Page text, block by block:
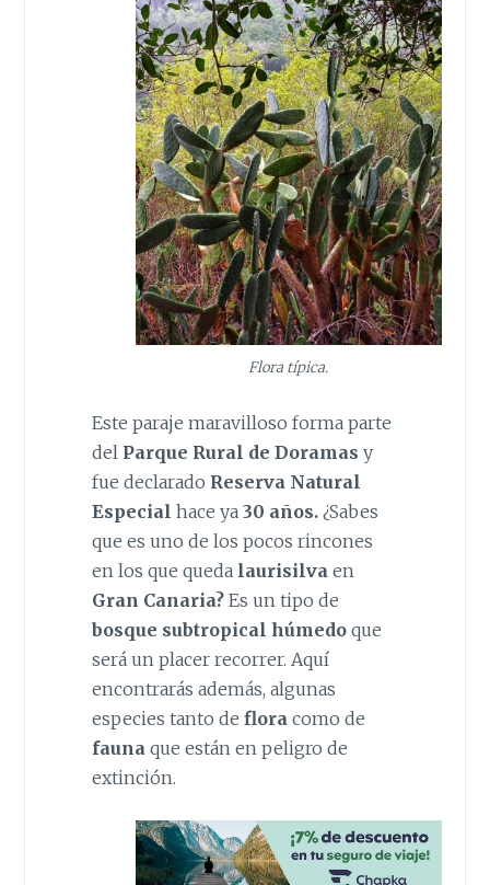
Flora típica.
Este paraje maravilloso forma parte
del Parque Rural de Doramas y
fue declarado Reserva Natural
Especial hace ya 30 años. ¿Sabes
que es uno de los pocos rincones
en los que queda laurisilva en
Gran Canaria? Es un tipo de
bosque subtropical húmedo que
será un placer recorrer. Aquí
encontrarás además, algunas
especies tanto de flora como de
fauna que están en peligro de
extinción.